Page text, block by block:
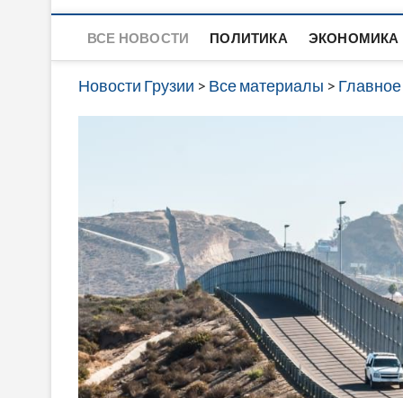
ВСЕ НОВОСТИ ПОЛИТИКА ЭКОНОМИКА
Новости Грузии > Все материалы > Главное